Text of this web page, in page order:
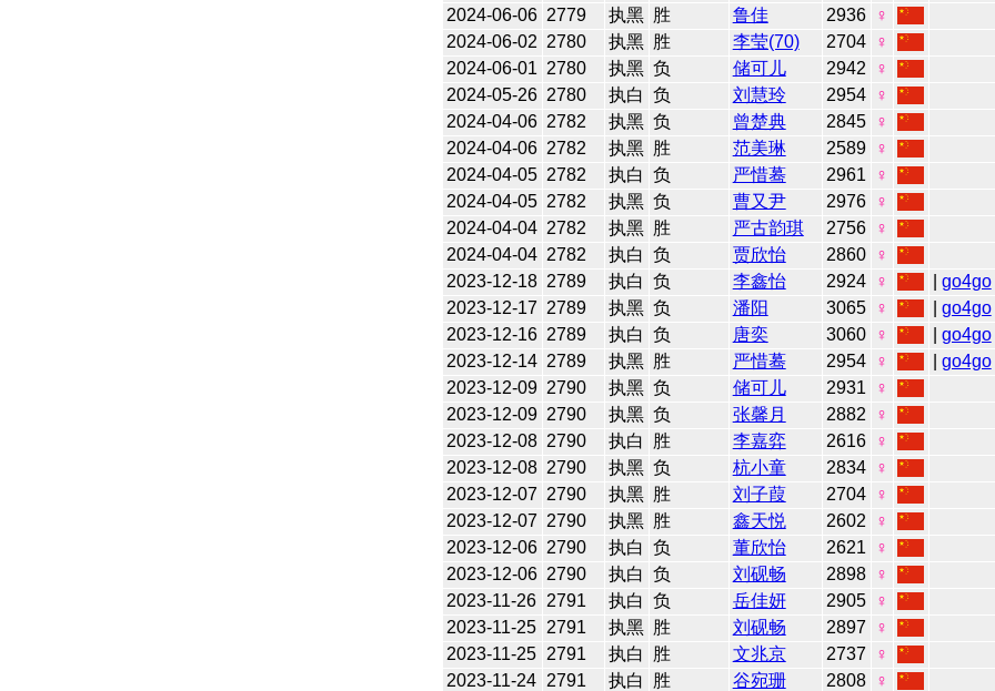
2024-06-06 2779 执黑 胜 鲁佳 2936
♀
2024-06-02 2780 执黑 胜 李莹(70) 2704
♀
2024-06-01 2780 执黑 负 储可儿 2942
♀
2024-05-26 2780 执白 负 刘慧玲 2954
♀
2024-04-06 2782 执黑 负 曾楚典 2845
♀
2024-04-06 2782 执黑 胜 范美琳 2589
♀
2024-04-05 2782 执白 负 严惜蓦 2961
♀
2024-04-05 2782 执黑 负 曹又尹 2976
♀
2024-04-04 2782 执黑 胜 严古韵琪 2756
♀
2024-04-04 2782 执白 负 贾欣怡 2860
♀
2023-12-18 2789 执白 负 李鑫怡 2924 ♀ go4go|
2023-12-17 2789 执黑 负 潘阳 3065 ♀ go4go|
2023-12-16 2789 执白 负 唐奕 3060 ♀ go4go|
2023-12-14 2789 执黑 胜 严惜蓦 2954 ♀ go4go|
2023-12-09 2790 执黑 负 储可儿 2931
♀
2023-12-09 2790 执黑 负 张馨月 2882
♀
2023-12-08 2790 执白 胜 李嘉弈 2616
♀
2023-12-08 2790 执黑 负 杭小童 2834
♀
2023-12-07 2790 执黑 胜 刘子葭 2704
♀
2023-12-07 2790 执黑 胜 鑫天悦 2602
♀
2023-12-06 2790 执白 负 董欣怡 2621
♀
2023-12-06 2790 执白 负 刘砚畅 2898
♀
2023-11-26
2791 执白 负 岳佳妍 2905
♀
2023-11-25
2791 执黑 胜 刘砚畅 2897
♀
2023-11-25
2791 执白 胜 文兆京 2737
♀
2023-11-24
2791 执白 胜 谷宛珊 2808
♀